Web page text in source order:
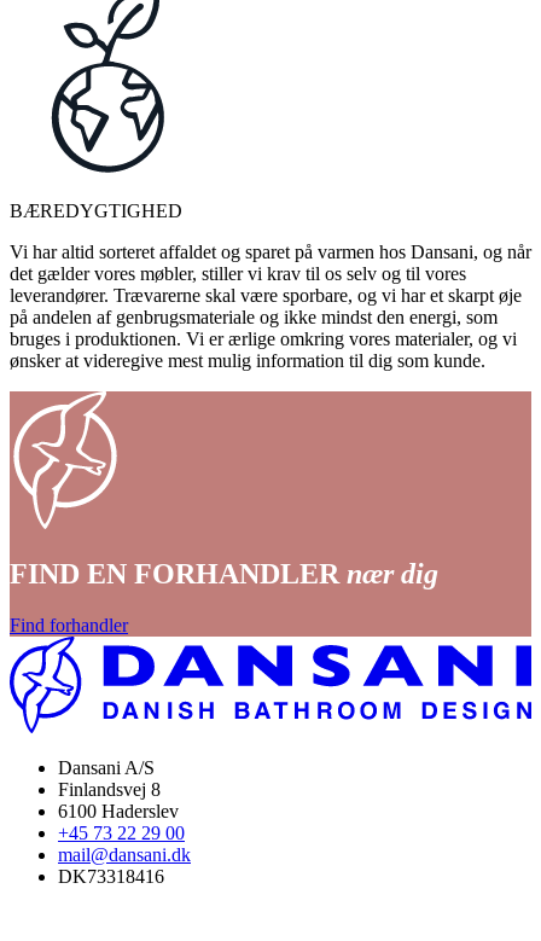
BÆREDYGTIGHED
Vi har altid sorteret affaldet og sparet på varmen hos Dansani, og når
det gælder vores møbler, stiller vi krav til os selv og til vores
leverandører. Trævarerne skal være sporbare, og vi har et skarpt øje
på andelen af genbrugsmateriale og ikke mindst den energi, som
bruges i produktionen. Vi er ærlige omkring vores materialer, og vi
ønsker at videregive mest mulig information til dig som kunde.
FIND EN FORHANDLER nær dig
Find forhandler
Dansani A/S
Finlandsvej 8
6100 Haderslev
+45 73 22 29 00
mail@dansani.dk
DK73318416